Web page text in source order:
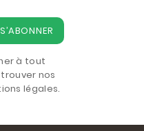
S’ABONNER
à tout
nos
légales.